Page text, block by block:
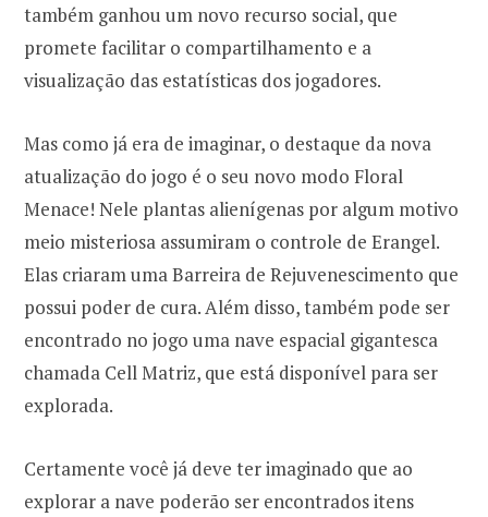
também ganhou um novo recurso social, que
promete facilitar o compartilhamento e a
visualização das estatísticas dos jogadores.
Mas como já era de imaginar, o destaque da nova
atualização do jogo é o seu novo modo Floral
Menace! Nele plantas alienígenas por algum motivo
meio misteriosa assumiram o controle de Erangel.
Elas criaram uma Barreira de Rejuvenescimento que
possui poder de cura. Além disso, também pode ser
encontrado no jogo uma nave espacial gigantesca
chamada Cell Matriz, que está disponível para ser
explorada.
Certamente você já deve ter imaginado que ao
explorar a nave poderão ser encontrados itens